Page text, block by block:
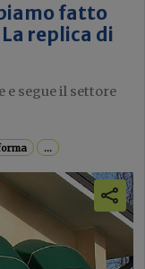
fatto
replica di
e segue il settore
...